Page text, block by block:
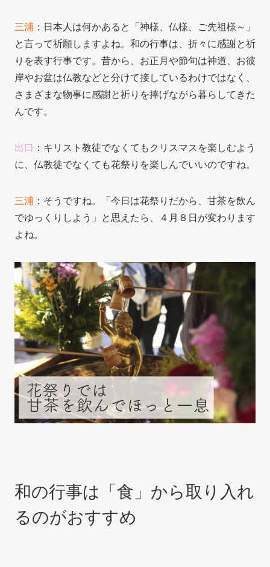
三浦 ：日本人は何かあると「神様、仏様、ご先祖様～」
と言って祈願しますよね。和の行事は、折々に感謝と祈
りを表す行事です。昔から、お正月や節句は神道、お彼
岸やお盆は仏教などと分けて接しているわけではなく、
さまざまな物事に感謝と祈りを捧げながら暮らしてきた
んです。
出口 ：キリスト教徒でなくてもクリスマスを楽しむよう
に、仏教徒でなくても花祭りを楽しんでいいのですね。
三浦 ：そうですね。「今日は花祭りだから、甘茶を飲ん
でゆっくりしよう」と思えたら、４月８日が変わります
よね。
和の行事は「食」から取り入れ
るのがおすすめ